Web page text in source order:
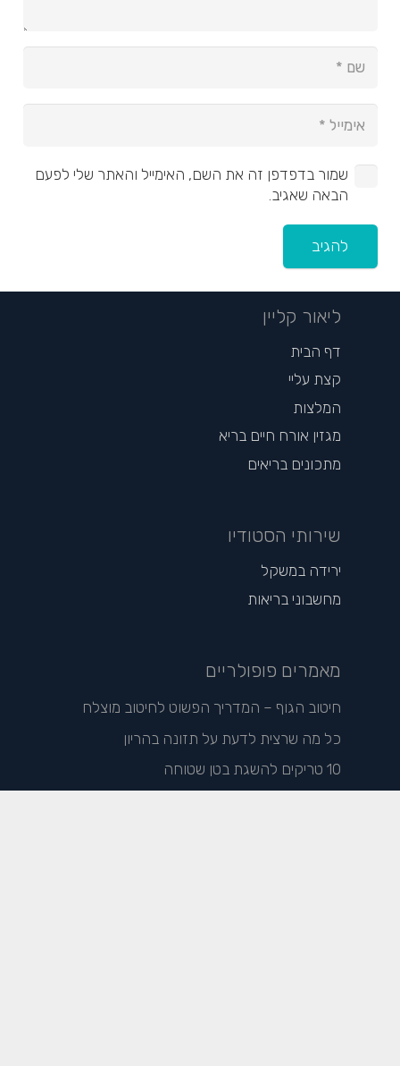
שמור בדפדפן זה את השם, האימייל והאתר שלי לפעם
הבאה שאגיב.
להגיב
ליאור קליין
דף הבית
קצת עליי
המלצות
מגזין אורח חיים בריא
מתכונים בריאים
שירותי הסטודיו
ירידה במשקל
מחשבוני בריאות
מאמרים פופולריים
חיטוב הגוף – המדריך הפשוט לחיטוב מוצלח
כל מה שרצית לדעת על תזונה בהריון
10 טריקים להשגת בטן שטוחה